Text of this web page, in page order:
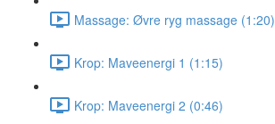
Massage: Øvre ryg massage (1:20)
Krop: Maveenergi 1 (1:15)
Krop: Maveenergi 2 (0:46)